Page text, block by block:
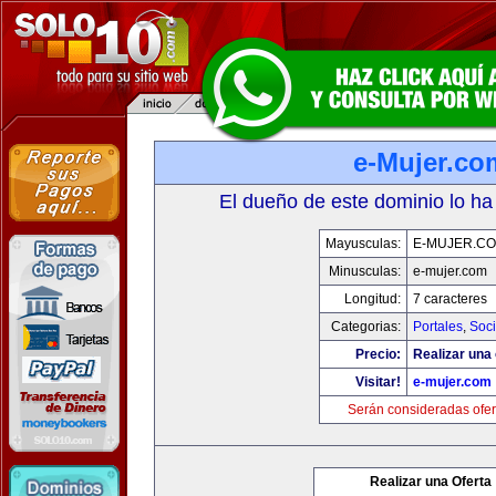
e-
El dueño de este dominio lo
Mayusculas:
E-
Minusculas:
e-mujer.com
Longitud:
7 caracteres
Categorias:
Portales,
Precio:
Realizar
Visitar!
e-mujer.com
Serán consideradas
Realizar una Oferta